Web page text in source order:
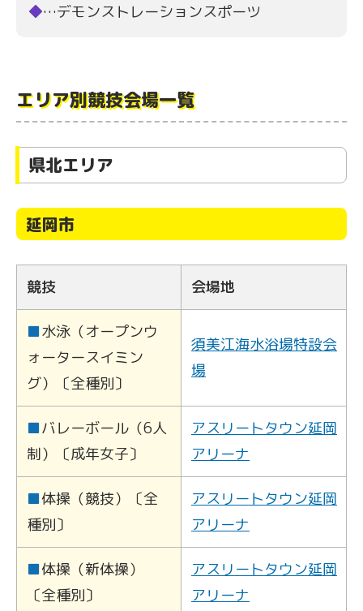
◆…デモンストレーションスポーツ
エリア別競技会場一覧
県北エリア
延岡市
競技 会場地
■水泳（オープンウ
ォータースイミン
グ）〔全種別〕
須美江海水浴場特設会
場
■バレーボール（6人
制）〔成年女子〕
アスリートタウン延岡
アリーナ
■体操（競技）〔全
種別〕
アスリートタウン延岡
アリーナ
■体操（新体操）
〔全種別〕
アスリートタウン延岡
アリーナ